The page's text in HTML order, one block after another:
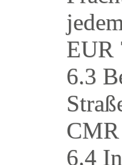
EUR
6.3
6.4